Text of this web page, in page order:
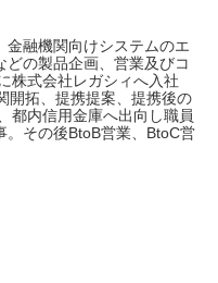
金融機関向けシステムのエ
どの製品企画、営業及びコ
株式会社レガシィへ入社
開拓、提携提案、提携後の
都内信用金庫へ出向し職員
。その後BtoB営業、BtoC営